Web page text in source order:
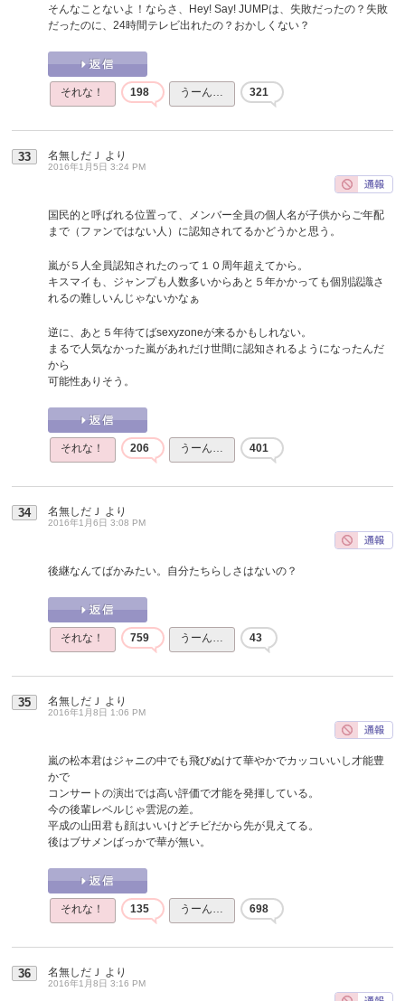
そんなことないよ！ならさ、Hey! Say! JUMPは、失敗だったの？失敗
だったのに、24時間テレビ出れたの？おかしくない？
それな！ 198 うーん… 321
33 名無しだＪ より
2016年1月5日 3:24 PM
国民的と呼ばれる位置って、メンバー全員の個人名が子供からご年配
まで（ファンではない人）に認知されてるかどうかと思う。
嵐が５人全員認知されたのって１０周年超えてから。
キスマイも、ジャンプも人数多いからあと５年かかっても個別認識さ
れるの難しいんじゃないかなぁ
逆に、あと５年待てばsexyzoneが来るかもしれない。
まるで人気なかった嵐があれだけ世間に認知されるようになったんだ
から
可能性ありそう。
それな！ 206 うーん… 401
34 名無しだＪ より
2016年1月6日 3:08 PM
後継なんてばかみたい。自分たちらしさはないの？
それな！ 759 うーん… 43
35 名無しだＪ より
2016年1月8日 1:06 PM
嵐の松本君はジャニの中でも飛びぬけて華やかでカッコいいし才能豊
かで
コンサートの演出では高い評価で才能を発揮している。
今の後輩レベルじゃ雲泥の差。
平成の山田君も顔はいいけどチビだから先が見えてる。
後はブサメンばっかで華が無い。
それな！ 135 うーん… 698
36 名無しだＪ より
2016年1月8日 3:16 PM